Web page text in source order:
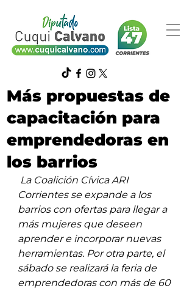
Más propuestas de
capacitación para
emprendedoras en
los barrios
La Coalición Cívica ARI
Corrientes se expande a los
barrios con ofertas para llegar a
más mujeres que deseen
aprender e incorporar nuevas
herramientas. Por otra parte, el
sábado se realizará la feria de
emprendedoras con más de 60